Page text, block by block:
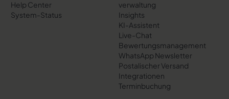
Help Center
System-Status
verwaltung
Insights
KI-Assistent
Live-Chat
Bewertungs­management
WhatsApp Newsletter
Postalischer Versand
Integrationen
Terminbuchung